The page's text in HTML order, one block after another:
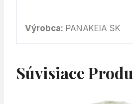
Výrobca: PANAKEIA SK
Súvisiace